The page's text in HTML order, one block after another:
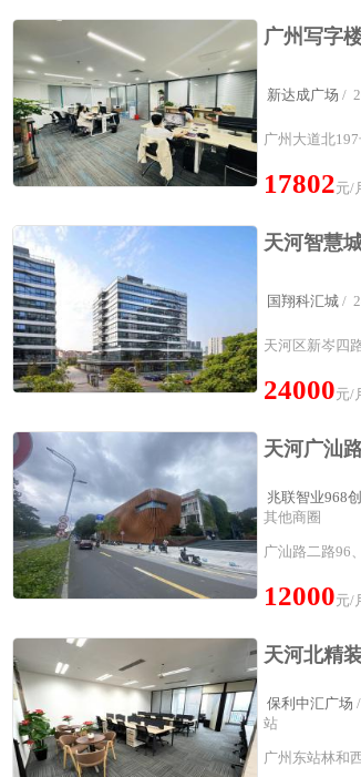
新达成广场 /
广州大道北
17802元/
国翔科汇城 /
天河区新岑四
24000元/
兆联智业968
其他商圈
广汕路二路96
12000元/
保利中汇广场
站
广州东站林和